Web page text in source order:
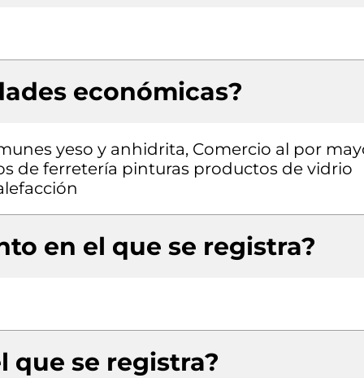
económicas?
yeso y anhidrita, Comercio al por
de ferretería pinturas productos de vidrio
en el que se registra?
que se registra?